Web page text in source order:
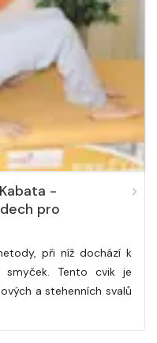
-
pro
při níž dochází k
smyček. Tento cvik je
a stehenních svalů